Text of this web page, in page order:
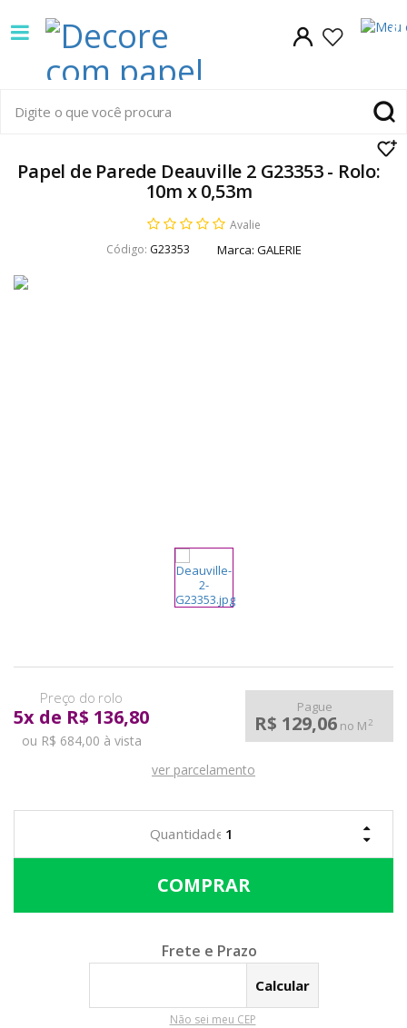
0
Decore
com
papel
pioneira
venda
Papel de Parede Deauville 2 G23353 - Rolo:
10m x 0,53m
Avalie
Código: G23353 Marca: GALERIE
5x de R$ 136,80
ou R$ 684,00 à vista
Pague
R$ 129,06 no M2
ver parcelamento
Calcular o Frete
Não sei meu CEP